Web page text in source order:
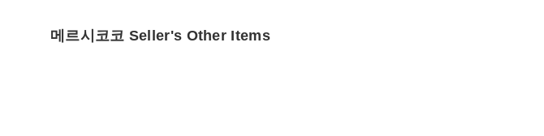
메르시코코 Seller's Other Items